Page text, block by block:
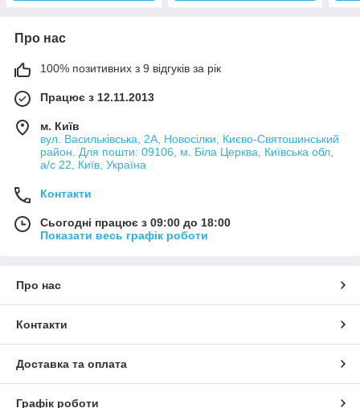
Про нас
100% позитивних з 9 відгуків за рік
Працює з 12.11.2013
м. Київ
вул. Васильківська, 2А, Новосілки, Києво-Святошинський
район. Для пошти: 09106, м. Біла Церква, Київська обл,
а/с 22, Київ, Україна
Контакти
Сьогодні працює з 09:00 до 18:00
Показати весь графік роботи
Про нас
Контакти
Доставка та оплата
Графік роботи